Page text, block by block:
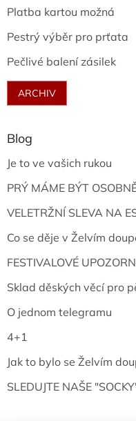
Platba kartou možná
Pestrý výběr pro prťata
Pečlivé balení zásilek
ARCHIV
Blog
Je to ve vašich rukou
PRÝ MÁME BÝT
VELETRŽNÍ SLEVA NA
Co se děje v Želvím
FESTIVALOVÉ
Sklad děských věcí pro
O jednom telegramu
4+1
Jak to bylo se Želvím
SLEDUJTE NAŠE